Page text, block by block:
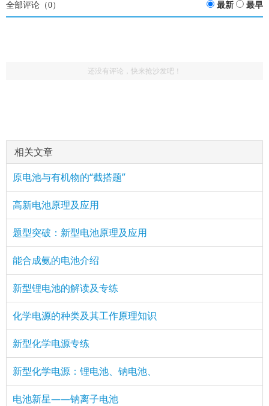
全部评论（0） 最新 最早
还没有评论，快来抢沙发吧！
相关文章
原电池与有机物的“截搭题”
高新电池原理及应用
题型突破：新型电池原理及应用
能合成氨的电池介绍
新型锂电池的解读及专练
化学电源的种类及其工作原理知识
新型化学电源专练
新型化学电源：锂电池、钠电池、
电池新星——钠离子电池